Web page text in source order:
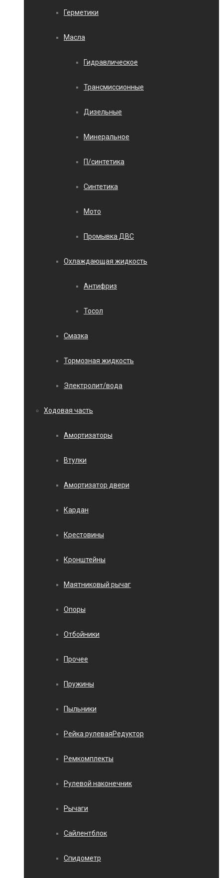
Герметики
Масла
Гидравлическое
Трансмиссионные
Дизельные
Минеральное
П/синтетика
Синтетика
Мото
Промывка ДВС
Охлаждающая жидкость
Антифриз
Тосол
Смазка
Тормозная жидкость
Электролит/вода
Ходовая часть
Амортизаторы
Втулки
Амортизатор двери
Кардан
Крестовины
Кронштейны
Маятниковый рычаг
Опоры
Отбойники
Прочее
Пружины
Пыльники
Рейка рулеваяРедуктор
Ремкомплекты
Рулевой наконечник
Рычаги
Сайлентблок
Спидометр